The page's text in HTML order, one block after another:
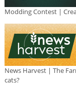
Modding Contest |
News Harvest | The
cats?